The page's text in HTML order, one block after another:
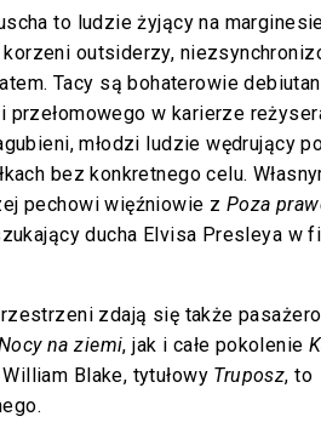
to ludzie żyjący na
outsiderzy,
Tacy są bohaterowie
i przełomowego w karierze
młodzi ludzie wędrujący
bez konkretnego celu.
pechowi więźniowie z Poza
ducha Elvisa Presleya w
zdają się także
na ziemi, jak i całe pokolenie
Blake, tytułowy Truposz, to